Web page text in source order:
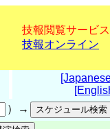
技報閲覧サービス
技報オンライン
）→